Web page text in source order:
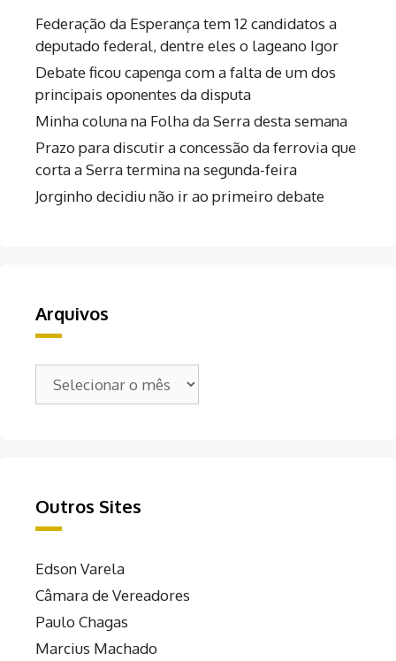
Federação da Esperança tem 12 candidatos a
deputado federal, dentre eles o lageano Igor
Debate ficou capenga com a falta de um dos
principais oponentes da disputa
Minha coluna na Folha da Serra desta semana
Prazo para discutir a concessão da ferrovia que
corta a Serra termina na segunda-feira
Jorginho decidiu não ir ao primeiro debate
Arquivos
Arquivos
Outros Sites
Edson Varela
Câmara de Vereadores
Paulo Chagas
Marcius Machado